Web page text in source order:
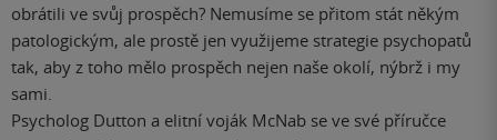
obrátili ve svůj prospěch? Nemusíme se přitom stát někým
patologickým, ale prostě jen využijeme strategie psychopatů
tak, aby z toho mělo prospěch nejen naše okolí, nýbrž i my
sami.
Psycholog Dutton a elitní voják McNab se ve své příručce